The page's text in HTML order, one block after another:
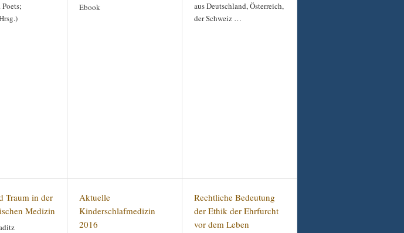
Ebook
aus Deutschland, Österreich,
der Schweiz …
Traum in der
Medizin
Aktuelle
Kinderschlafmedizin
2016
Rechtliche Bedeutung
der Ethik der Ehrfurcht
vor dem Leben